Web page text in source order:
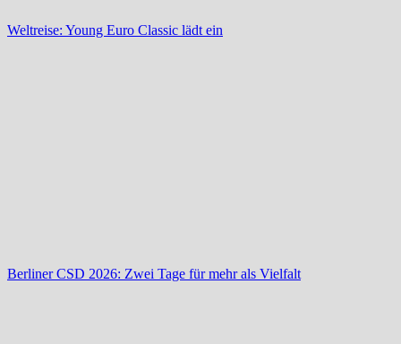
Weltreise: Young Euro Classic lädt ein
Berliner CSD 2026: Zwei Tage für mehr als Vielfalt